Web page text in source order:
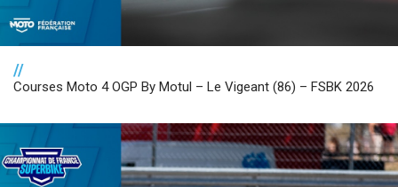
//
Courses Moto 4 OGP By Motul – Le Vigeant (86) – FSBK 2026